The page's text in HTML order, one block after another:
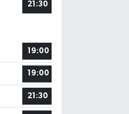
21:30
19:00
19:00
21:30